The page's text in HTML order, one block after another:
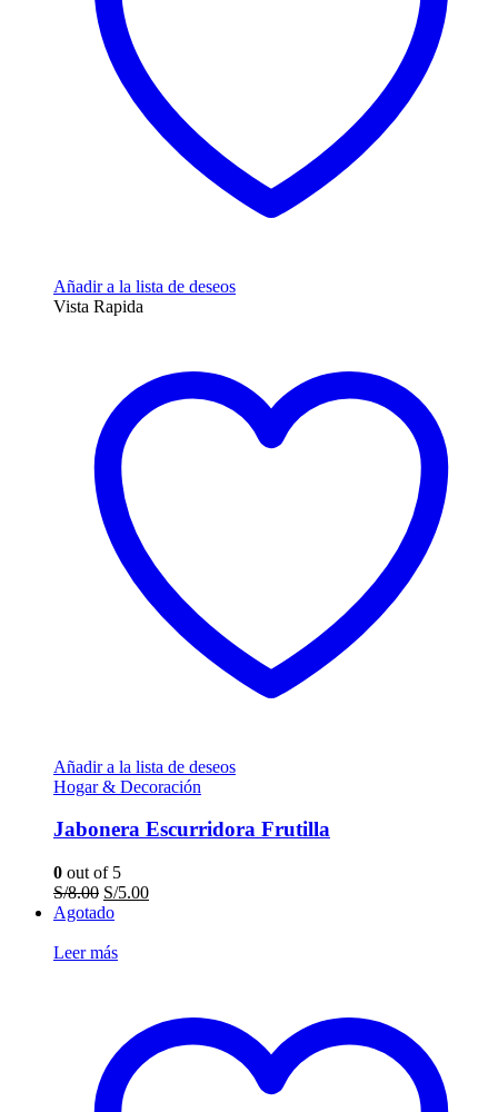
Añadir a la lista de deseos
Vista Rapida
Añadir a la lista de deseos
Hogar & Decoración
Jabonera Escurridora Frutilla
0 out of 5
S/8.00 El
precio
era:
S/5.00El
Agotado
Leer más